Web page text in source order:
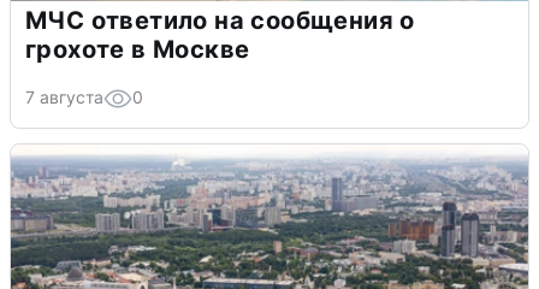
МЧС ответило на сообщения о
грохоте в Москве
7 августа 0